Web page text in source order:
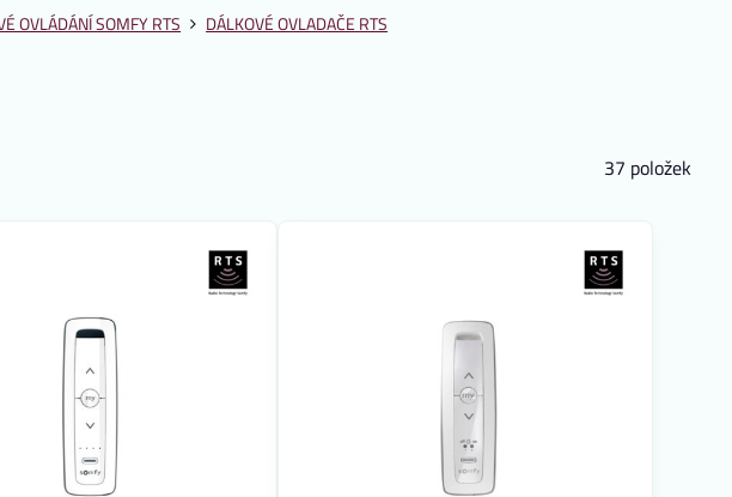
OVLÁDÁNÍ SOMFY RTS DÁLKOVÉ OVLADAČE RTS
37 položek